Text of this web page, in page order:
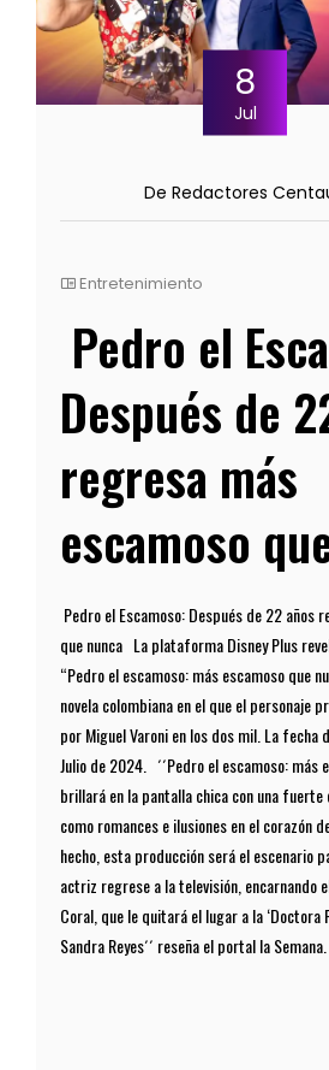
8
Jul
De Redactores
Entretenimiento
Pedro el
Después de
regresa más
escamoso
Pedro el Escamoso: Después de 22 años
que nunca La plataforma Disney Plus
“Pedro el escamoso: más escamoso que
novela colombiana en el que el personaje
por Miguel Varoni en los dos mil. La fecha
Julio de 2024. ´´Pedro el escamoso: más
brillará en la pantalla chica con una fuerte
como romances e ilusiones en el corazón
hecho, esta producción será el escenario
actriz regrese a la televisión, encarnando
Coral, que le quitará el lugar a la
Sandra Reyes´´ reseña el portal la